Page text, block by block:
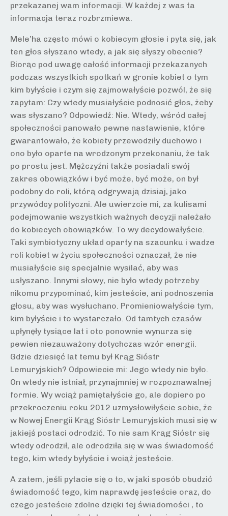
przekazanej wam informacji. W każdej z was ta
informacja teraz rozbrzmiewa.
Mele’ha często mówi o kobiecym głosie i pyta się, jak
ten głos słyszano wtedy, a jak się słyszy obecnie?
Biorąc pod uwagę całość informacji przekazanych
podczas wszystkich spotkań w gronie kobiet o tym
kim byłyście i czym się zajmowałyście pozwól, że się
zapytam: Czy wtedy musiałyście podnosić głos, żeby
was słyszano? Odpowiedź: Nie. Wtedy, wśród całej
społeczności panowało pewne nastawienie, które
gwarantowało, że kobiety przewodziły duchowo i
ono było oparte na wrodzonym przekonaniu, że tak
po prostu jest. Mężczyźni także posiadali swój
zakres obowiązków i być może, być może, on był
podobny do roli, którą odgrywają dzisiaj, jako
przywódcy polityczni. Ale uwierzcie mi, za kulisami
podejmowanie wszystkich ważnych decyzji należało
do kobiecych obowiązków. To wy decydowałyście.
Taki symbiotyczny układ oparty na szacunku i wadze
roli kobiet w życiu społeczności oznaczał, że nie
musiałyście się specjalnie wysilać, aby was
usłyszano. Innymi słowy, nie było wtedy potrzeby
nikomu przypominać, kim jesteście, ani podnoszenia
głosu, aby was wysłuchano. Promieniowałyście tym,
kim byłyście i to wystarczało. Od tamtych czasów
upłynęły tysiące lat i oto ponownie wynurza się
pewien niezauważony dotychczas wzór energii.
Gdzie dziesięć lat temu był Krąg Sióstr
Lemuryjskich? Odpowiecie mi: Jego wtedy nie było.
On wtedy nie istniał, przynajmniej w rozpoznawalnej
formie. Wy wciąż pamiętałyście go, ale dopiero po
przekroczeniu roku 2012 uzmysłowiłyście sobie, że
w Nowej Energii Krąg Sióstr Lemuryjskich musi się w
jakiejś postaci odrodzić. To nie sam Krąg Sióstr się
wtedy odrodził, ale odrodziła się w was świadomość
tego, kim wtedy byłyście i wciąż jesteście.
A zatem, jeśli pytacie się o to, w jaki sposób obudzić
świadomość tego, kim naprawdę jesteście oraz, do
czego jesteście zdolne dzięki tej świadomości , to